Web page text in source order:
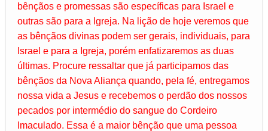
bênçãos e promessas são específicas para Israel e
outras são para a Igreja. Na lição de hoje veremos que
as bênçãos divinas podem ser gerais, individuais, para
Israel e para a Igreja, porém enfatizaremos as duas
últimas. Procure ressaltar que já participamos das
bênçãos da Nova Aliança quando, pela fé, entregamos
nossa vida a Jesus e recebemos o perdão dos nossos
pecados por intermédio do sangue do Cordeiro
Imaculado. Essa é a maior bênção que uma pessoa